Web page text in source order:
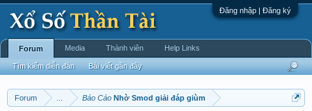
Đăng nhập | Đăng ký
Forum Báo Cáo Nhờ Smod giải đáp giùm
Forum
Tìm kiếm diễn đàn Bài viết gần đây
Media Thành viên Help Links